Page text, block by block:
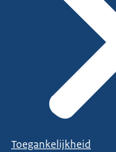
Toegankelijkheid